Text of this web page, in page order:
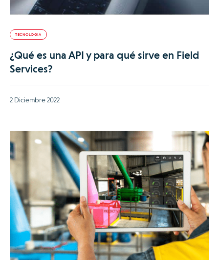
TECNOLOGÍA
¿Qué es una API y para qué sirve en Field
Services?
2 Diciembre 2022